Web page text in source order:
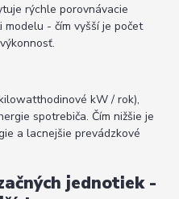
rýchle porovnávacie
- čím vyšší je počet
kW / rok),
spotrebiča. Čím nižšie je
a lacnejšie prevádzkové
jednotiek -